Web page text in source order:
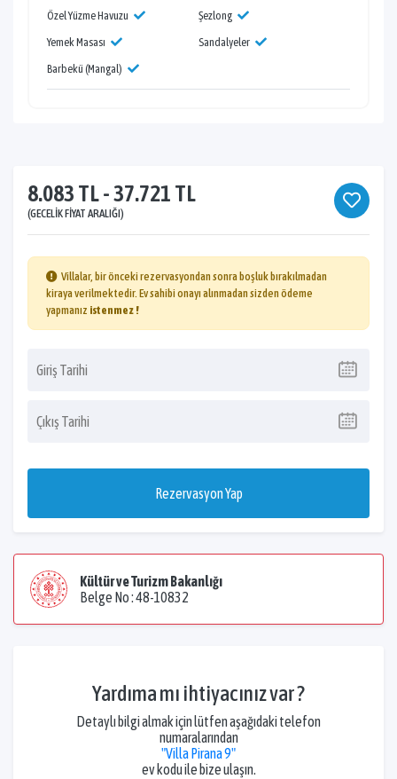
Özel Yüzme Havuzu
Şezlong
Yemek Masası
Sandalyeler
Barbekü (Mangal)
8.083 TL - 37.721 TL
(GECELIK FIYAT ARALIĞI)
Villalar, bir önceki rezervasyondan sonra boşluk bırakılmadan
kiraya verilmektedir. Ev sahibi onayı alınmadan sizden ödeme
yapmanız istenmez !
Rezervasyon Yap
Kültür ve Turizm Bakanlığı
Belge No : 48-10832
Yardıma mı ihtiyacınız var ?
Detaylı bilgi almak için lütfen aşağıdaki telefon
numaralarından
"Villa Pirana 9"
ev kodu ile bize ulaşın.